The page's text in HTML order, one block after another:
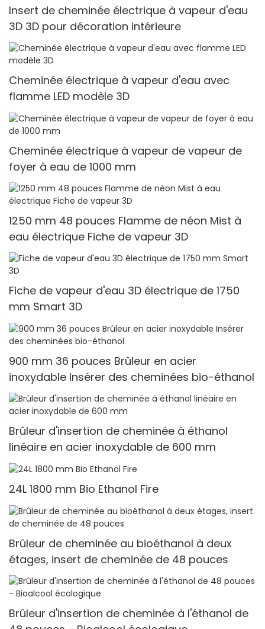
Insert de cheminée électrique à vapeur d'eau
3D 3D pour décoration intérieure
Cheminée électrique à vapeur d'eau avec
flamme LED modèle 3D
Cheminée électrique à vapeur de vapeur de
foyer à eau de 1000 mm
1250 mm 48 pouces Flamme de néon Mist à
eau électrique Fiche de vapeur 3D
Fiche de vapeur d'eau 3D électrique de 1750
mm Smart 3D
900 mm 36 pouces Brûleur en acier
inoxydable Insérer des cheminées bio-éthanol
Brûleur d'insertion de cheminée à éthanol
linéaire en acier inoxydable de 600 mm
24L 1800 mm Bio Ethanol Fire
Brûleur de cheminée au bioéthanol à deux
étages, insert de cheminée de 48 pouces
Brûleur d'insertion de cheminée à l'éthanol de